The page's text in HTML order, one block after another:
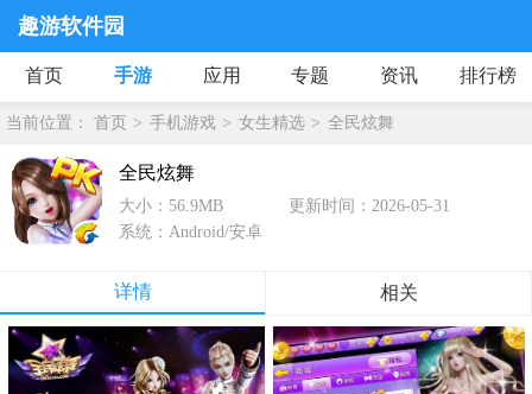
趣游软件园
首页 手游 应用 专题 资讯 排行榜
当前位置： 首页 手机游戏 女生精选 全民炫舞
全民炫舞
大小：56.9MB
更新时间：2026-05-31
系统：Android/安卓
详情 相关